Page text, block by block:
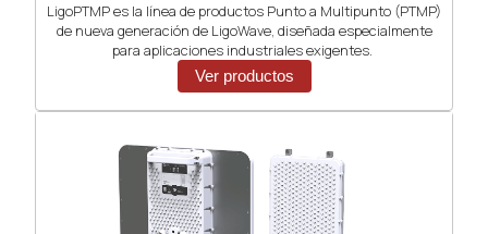
LigoPTMP es la línea de productos Punto a Multipunto (PTMP)
de nueva generación de LigoWave, diseñada especialmente
para aplicaciones industriales exigentes.
Ver productos